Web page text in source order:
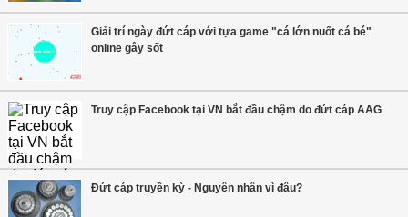
Giải trí ngày đứt cáp với tựa game "cá lớn nuốt cá bé"
online gây sốt
Truy cập Facebook tại VN bắt đầu chậm do đứt cáp AAG
Đứt cáp truyền kỳ - Nguyên nhân vì đâu?